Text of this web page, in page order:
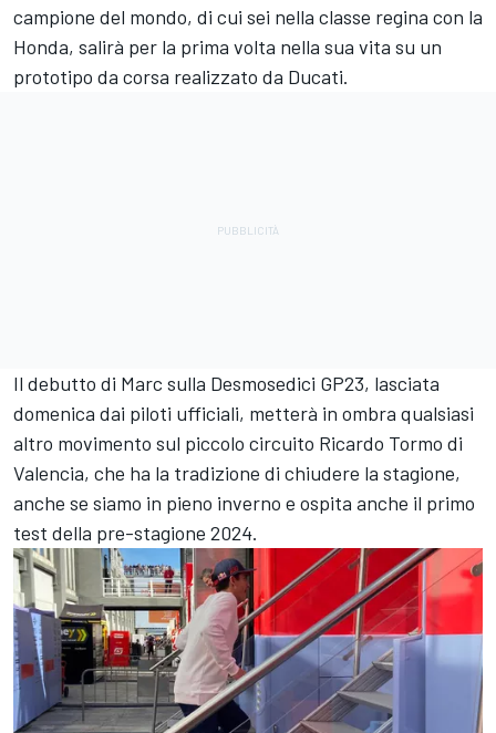
campione del mondo, di cui sei nella classe regina con la
Honda, salirà per la prima volta nella sua vita su un
prototipo da corsa realizzato da Ducati.
Il debutto di Marc sulla Desmosedici GP23, lasciata
domenica dai piloti ufficiali, metterà in ombra qualsiasi
altro movimento sul piccolo circuito Ricardo Tormo di
Valencia, che ha la tradizione di chiudere la stagione,
anche se siamo in pieno inverno e ospita anche il primo
test della pre-stagione 2024.